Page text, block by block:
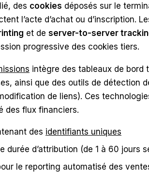
des cookies déposés sur le
l’acte d’achat ou d’inscription.
et de server-to-server
progressive des cookies tiers.
intègre des tableaux de bord
ainsi que des outils de détection
de liens). Ces
des flux financiers.
des identifiants uniques
durée d’attribution (de 1 à 60 jours
le reporting automatisé des